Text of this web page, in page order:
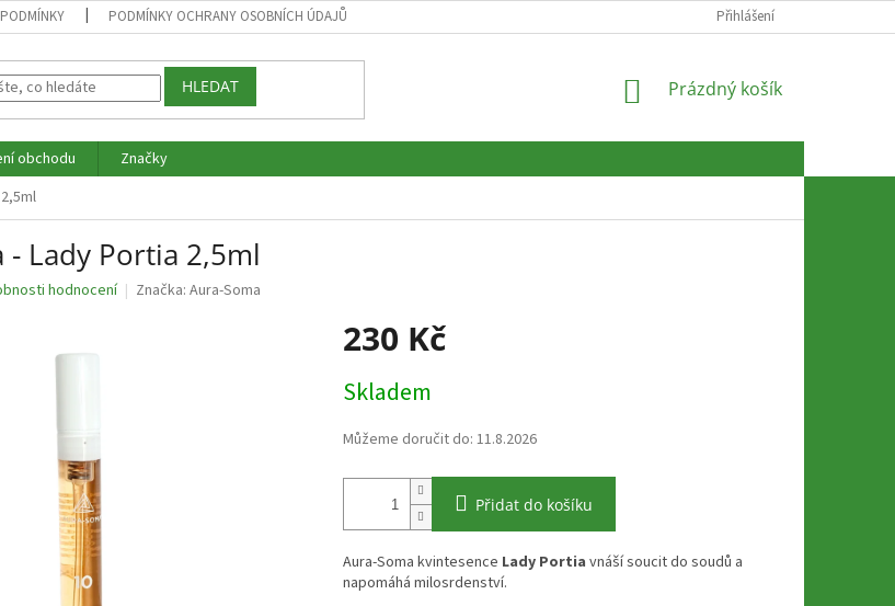
PODMÍNKY OCHRANY OSOBNÍCH ÚDAJŮ Přihlášení
HLEDAT
NÁKUPNÍ
Prázdný košík
obchodu
Značky
- Lady Portia 2,5ml
hodnocení Značka: Aura-Soma
230 Kč
cena:
Skladem
Můžeme doručit do: 11.8.2026
Přidat do košíku
Aura-Soma kvintesence Lady Portia vnáší soucit do soudů a
napomáhá milosrdenství.